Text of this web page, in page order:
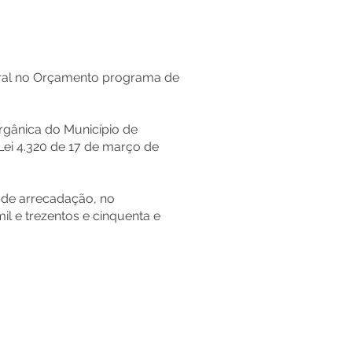
no Orçamento programa de
do Município de
4.320 de 17 de março de
arrecadação, no
e trezentos e cinquenta e